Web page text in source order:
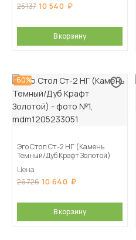
25 137 10 540
В корзину
-60%
Эго Стол Ст-2 НГ (Камень
Темный/Дуб Крафт Золотой)
Цена
26 726 10 640
В корзину